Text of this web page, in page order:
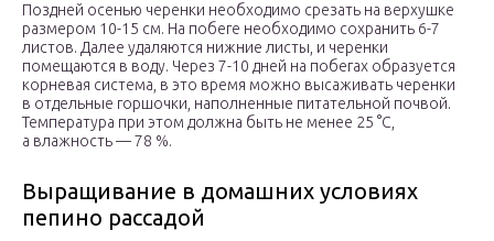
Поздней осенью черенки необходимо срезать на верхушке
размером 10-15 см. На побеге необходимо сохранить 6-7
листов. Далее удаляются нижние листы, и черенки
помещаются в воду. Через 7-10 дней на побегах образуется
корневая система, в это время можно высаживать черенки
в отдельные горшочки, наполненные питательной почвой.
Температура при этом должна быть не менее 25 °С,
а влажность — 78 %.
Выращивание в домашних условиях
пепино рассадой